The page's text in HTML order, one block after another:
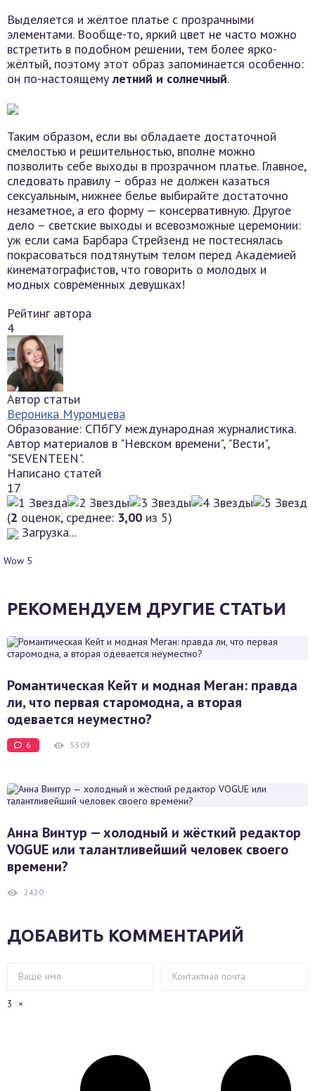
Выделяется и жёлтое платье с прозрачными
элементами. Вообще-то, яркий цвет не часто можно
встретить в подобном решении, тем более ярко-
жёлтый, поэтому этот образ запоминается особенно:
он по-настоящемулетний и солнечный.
Таким образом, если вы обладаете достаточной
смелостью и решительностью, вполне можно
позволить себе выходы в прозрачном платье. Главное,
следовать правилу – образ не должен казаться
сексуальным, нижнее белье выбирайте достаточно
незаметное, а его форму — консервативную. Другое
дело – светские выходы и всевозможные церемонии:
уж если сама Барбара Стрейзенд не постеснялась
покрасоваться подтянутым телом перед Академией
кинематографистов, что говорить о молодых и
модных современных девушках!
Рейтинг автора
4
Автор статьи
Вероника Муромцева
Образование: СПбГУ международная журналистика.
Автор материалов в "Невском времени", "Вести",
"SEVENTEEN".
Написано статей
17
(2 оценок, среднее: 3,00 из 5)
Загрузка...
Wow 5
РЕКОМЕНДУЕМ ДРУГИЕ СТАТЬИ
Романтическая Кейт и модная Меган: правда
ли, что первая старомодна, а вторая
одевается неуместно?
6 5509
Анна Винтур — холодный и жёсткий редактор
VOGUE или талантливейший человек своего
времени?
2420
ДОБАВИТЬ КОММЕНТАРИЙ
3 ×